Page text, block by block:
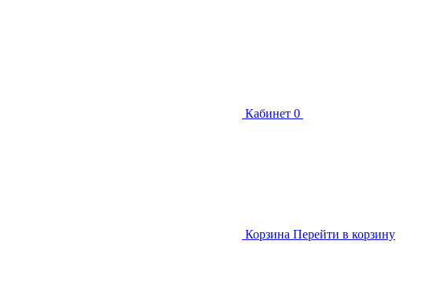
Кабинет 0
Корзина Перейти в корзину